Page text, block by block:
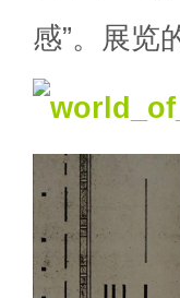
感”。展览